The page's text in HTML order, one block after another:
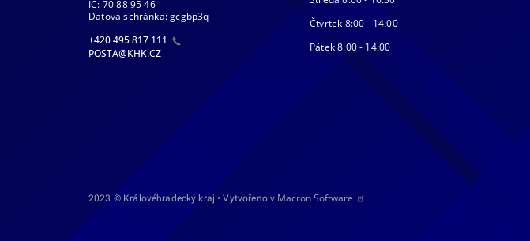
IČ: 70 88 95 46
Datová schránka: gcgbp3q
+420 495 817 111
POSTA@KHK.CZ
Čtvrtek 8:00 - 14:00
Pátek 8:00 - 14:00
2023 © Královéhradecký kraj • Vytvořeno v Macron Software